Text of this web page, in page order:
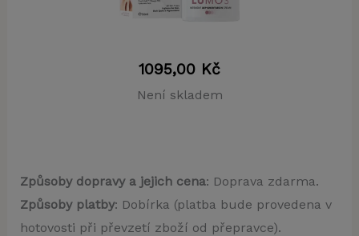
1095,00 Kč
Není skladem
Způsoby dopravy a jejich cena: Doprava zdarma.
Způsoby platby: Dobírka (platba bude provedena v
hotovosti při převzetí zboží od přepravce).